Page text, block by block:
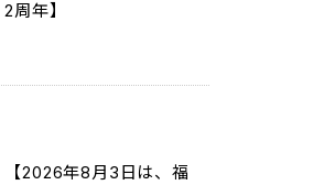
2周年】
【2026年8月3日は、福